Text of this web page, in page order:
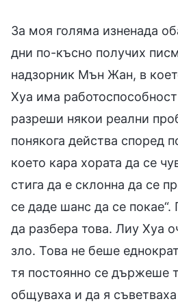
За моя голяма изненада
дни по-късно получих
надзорник Мън Жан, в
Хуа има
разреши някои реални
понякога действа според
което кара хората да се
стига да е склонна да се
се даде шанс да се
да разбера това. Лиу Хуа
зло. Това не беше
тя постоянно се държеше
общуваха и да я съветваха